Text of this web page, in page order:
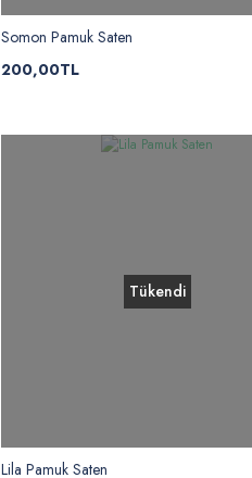
Somon Pamuk Saten
200,00TL
Tükendi
Lila Pamuk Saten